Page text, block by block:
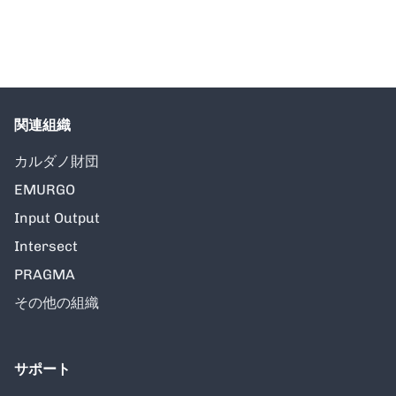
関連組織
カルダノ財団
EMURGO
Input Output
Intersect
PRAGMA
その他の組織
サポート